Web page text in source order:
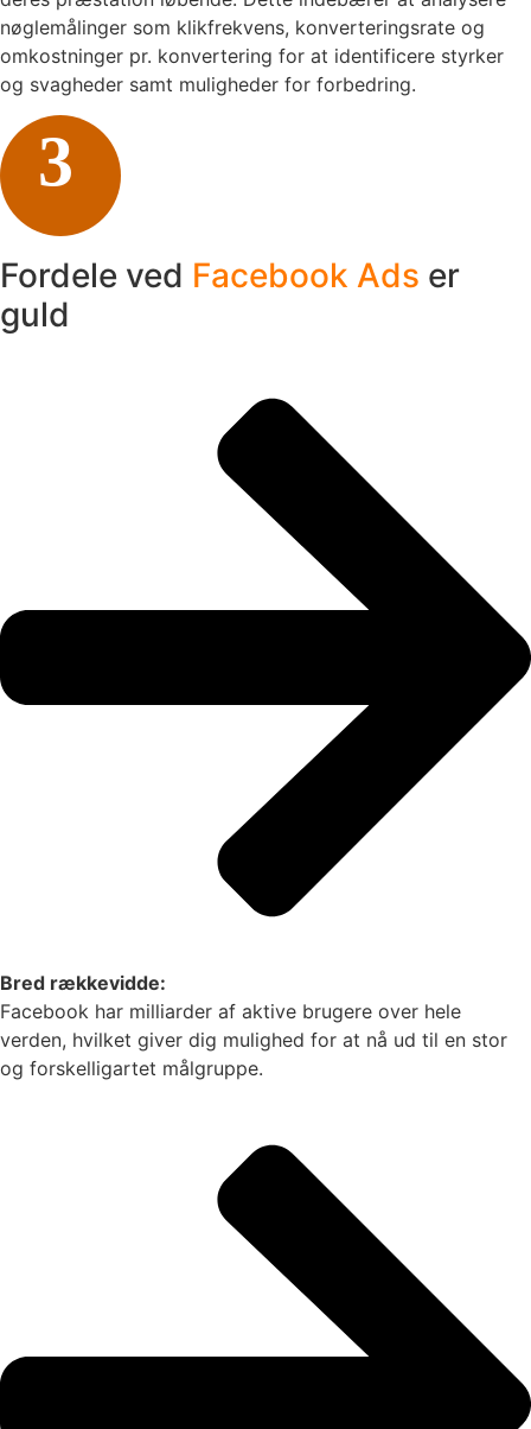
nøglemålinger som klikfrekvens, konverteringsrate og
omkostninger pr. konvertering for at identificere styrker
og svagheder samt muligheder for forbedring.
3
Fordele ved Facebook Ads er
guld
Bred rækkevidde:
Facebook har milliarder af aktive brugere over hele
verden, hvilket giver dig mulighed for at nå ud til en stor
og forskelligartet målgruppe.